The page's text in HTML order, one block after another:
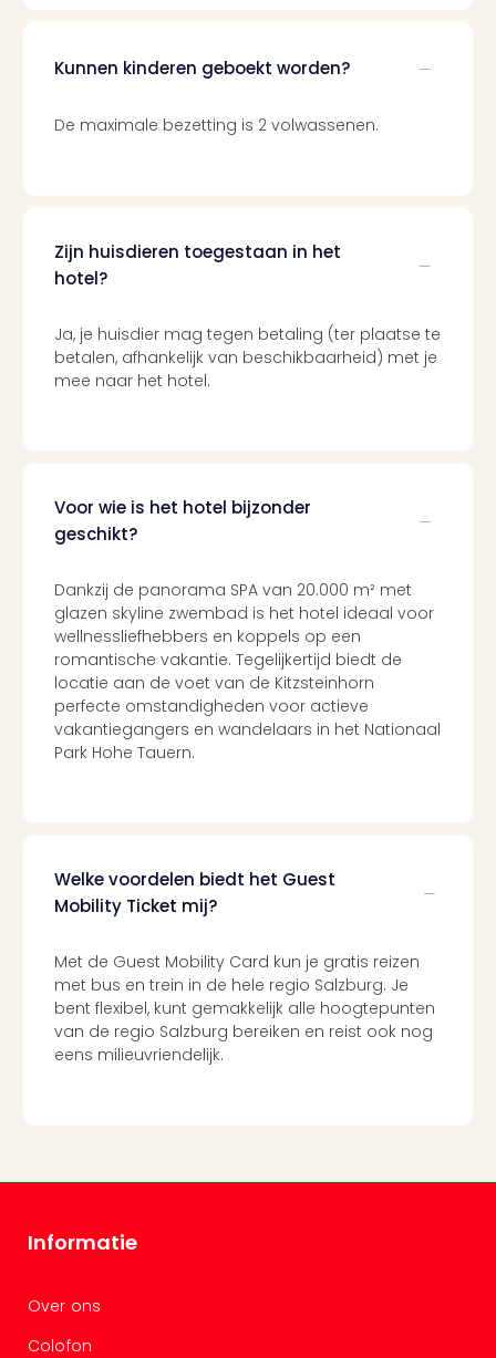
Kunnen kinderen geboekt worden?
De maximale bezetting is 2 volwassenen.
Zijn huisdieren toegestaan in het
hotel?
Ja, je huisdier mag tegen betaling (ter plaatse te
betalen, afhankelijk van beschikbaarheid) met je
mee naar het hotel.
Voor wie is het hotel bijzonder
geschikt?
Dankzij de panorama SPA van 20.000 m² met
glazen skyline zwembad is het hotel ideaal voor
wellnessliefhebbers en koppels op een
romantische vakantie. Tegelijkertijd biedt de
locatie aan de voet van de Kitzsteinhorn
perfecte omstandigheden voor actieve
vakantiegangers en wandelaars in het Nationaal
Park Hohe Tauern.
Welke voordelen biedt het Guest
Mobility Ticket mij?
Met de Guest Mobility Card kun je gratis reizen
met bus en trein in de hele regio Salzburg. Je
bent flexibel, kunt gemakkelijk alle hoogtepunten
van de regio Salzburg bereiken en reist ook nog
eens milieuvriendelijk.
Informatie
Over ons
Colofon